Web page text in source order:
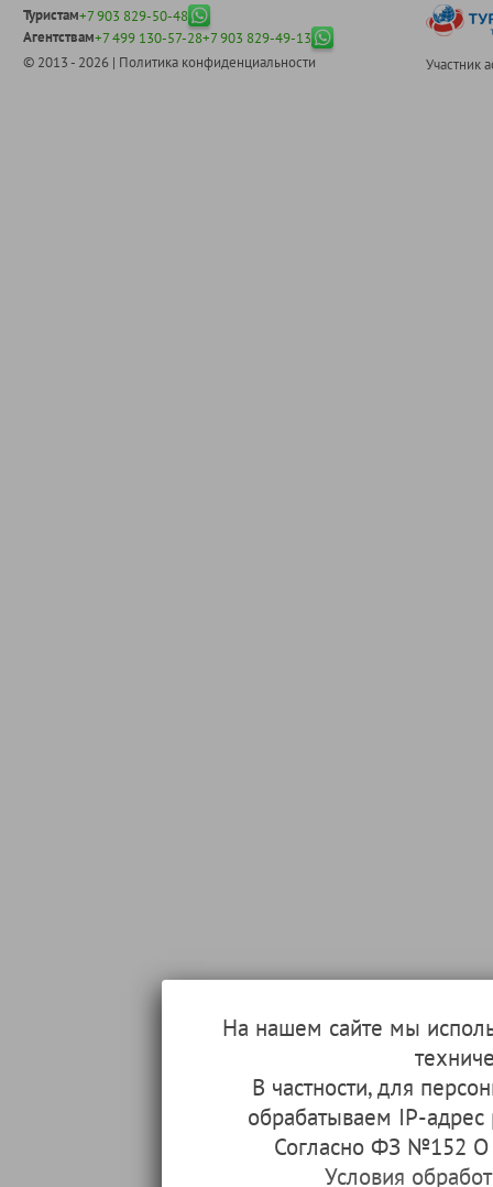
Туристам+7 903 829-50-48
Агентствам+7 499 130-57-28+7 903 829-49-13
© 2013 - 2026 | Политика конфиденциальности Участник
На нашем сайте мы
В частности, для
обрабатываем IP-
Согласно ФЗ №152 О
Условия